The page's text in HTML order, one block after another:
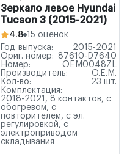
Зеркало левое Hyundai
Tucson 3 (2015-2021)
4.8 15 оценок
Год выпуска:
2015-2021
Ориг. номер: 87610-D7640
Номер:
OEM0048ZL
Производитель:
O.E.M.
Кол-во:
23 шт.
Комплектация:
2018-2021, 8 контактов, с
обогревом, с
повторителем, с эл.
регулировкой, с
электроприводом
складывания